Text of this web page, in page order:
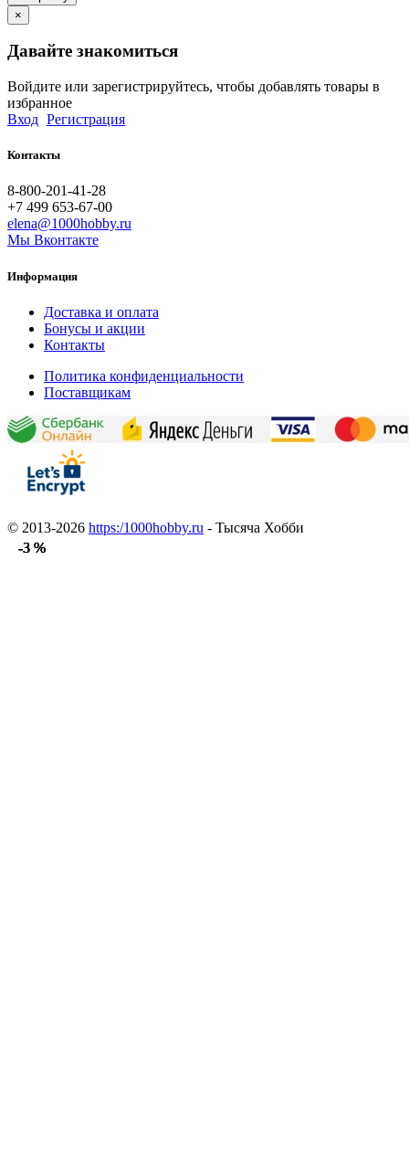
-3 %
-3 %
-3 %
-3 %
-3 %
-3 %
×
Давайте знакомиться
Войдите или зарегистрируйтесь, чтобы добавлять товары в
избранное
Вход Регистрация
Контакты
8-800-201-41-28
+7 499 653-67-00
elena@1000hobby.ru
Мы Вконтакте
Информация
Доставка и оплата
Бонусы и акции
Контакты
Политика конфиденциальности
Поставщикам
© 2013-2026 https:/1000hobby.ru - Тысяча Хобби